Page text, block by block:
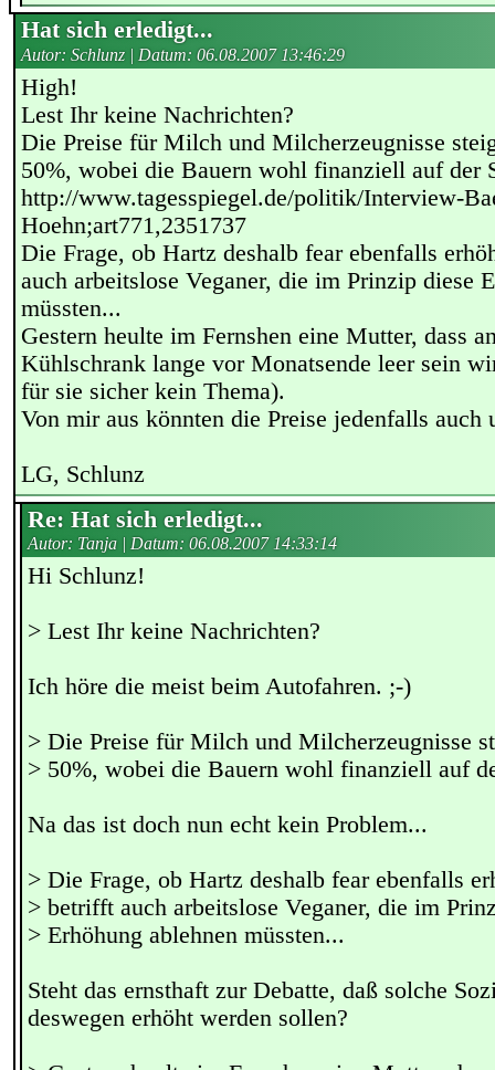
Hat sich erledigt...
Autor: Schlunz | Datum: 06.08.2007 13:46:29
High!
Lest Ihr keine Nachrichten?
Die Preise für Milch und Milcherzeugnisse
50%, wobei die Bauern wohl finanziell auf der
http://www.tagesspiegel.de/politik/Interview-
Hoehn;art771,2351737
Die Frage, ob Hartz deshalb fear ebenfalls
auch arbeitslose Veganer, die im Prinzip diese
müssten...
Gestern heulte im Fernshen eine Mutter, dass
Kühlschrank lange vor Monatsende leer sein
für sie sicher kein Thema).
Von mir aus könnten die Preise jedenfalls auch
LG, Schlunz
Re: Hat sich erledigt...
Autor: Tanja | Datum: 06.08.2007 14:33:14
Hi Schlunz!
> Lest Ihr keine Nachrichten?
Ich höre die meist beim Autofahren. ;-)
> Die Preise für Milch und Milcherzeugnisse
> 50%, wobei die Bauern wohl finanziell auf
Na das ist doch nun echt kein Problem...
> Die Frage, ob Hartz deshalb fear ebenfalls
> betrifft auch arbeitslose Veganer, die im
> Erhöhung ablehnen müssten...
Steht das ernsthaft zur Debatte, daß solche
deswegen erhöht werden sollen?